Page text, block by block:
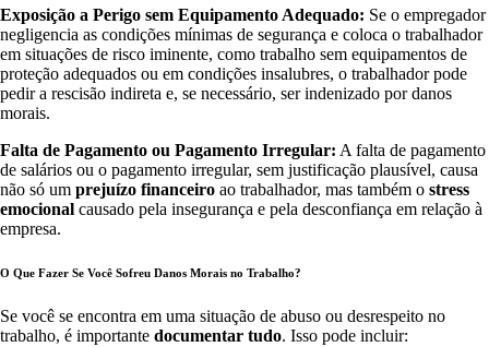
Exposição a Perigo sem Equipamento Adequado: Se o empregador
negligencia as condições mínimas de segurança e coloca o trabalhador
em situações de risco iminente, como trabalho sem equipamentos de
proteção adequados ou em condições insalubres, o trabalhador pode
pedir a rescisão indireta e, se necessário, ser indenizado por danos
morais.
Falta de Pagamento ou Pagamento Irregular: A falta de pagamento
de salários ou o pagamento irregular, sem justificação plausível, causa
não só um prejuízo financeiro ao trabalhador, mas também o stress
emocional causado pela insegurança e pela desconfiança em relação à
empresa.
O Que Fazer Se Você Sofreu Danos Morais no Trabalho?
Se você se encontra em uma situação de abuso ou desrespeito no
trabalho, é importante documentar tudo. Isso pode incluir: